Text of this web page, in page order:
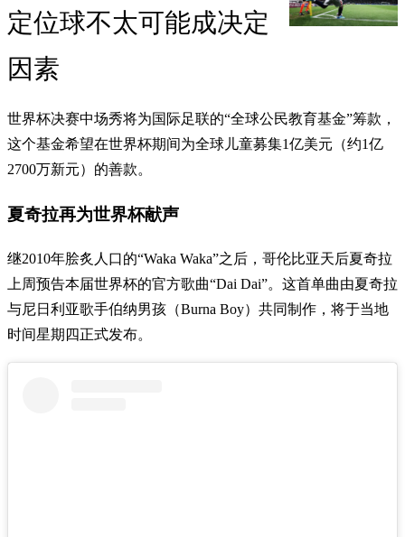
定位球不太可能成决定
因素
世界杯决赛中场秀将为国际足联的“全球公民教育基金”筹款，
这个基金希望在世界杯期间为全球儿童募集1亿美元（约1亿
2700万新元）的善款。
夏奇拉再为世界杯献声
继2010年脍炙人口的“Waka Waka”之后，哥伦比亚天后夏奇拉
上周预告本届世界杯的官方歌曲“Dai Dai”。这首单曲由夏奇拉
与尼日利亚歌手伯纳男孩（Burna Boy）共同制作，将于当地
时间星期四正式发布。